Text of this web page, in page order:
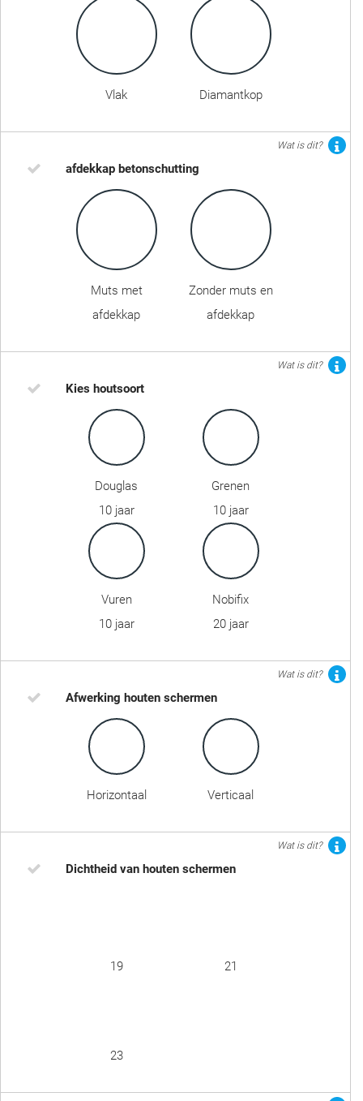
Vlak Diamantkop
Wat is dit?
afdekkap betonschutting
Muts met
afdekkap
Zonder muts en
afdekkap
Wat is dit?
Kies houtsoort
Douglas
10 jaar
Grenen
10 jaar
Vuren
10 jaar
Nobifix
20 jaar
Wat is dit?
Afwerking houten schermen
Horizontaal Verticaal
Wat is dit?
Dichtheid van houten schermen
19 21
23